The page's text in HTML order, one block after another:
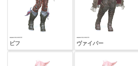
ビフ ヴァイパー